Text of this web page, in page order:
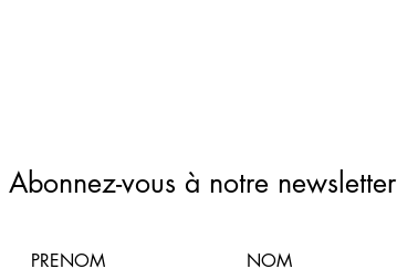
Abonnez-vous à notre newsletter